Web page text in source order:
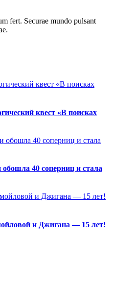
fert. Securae mundo pulsant
квест «В поисках
40 соперниц и стала
и Джигана — 15 лет!